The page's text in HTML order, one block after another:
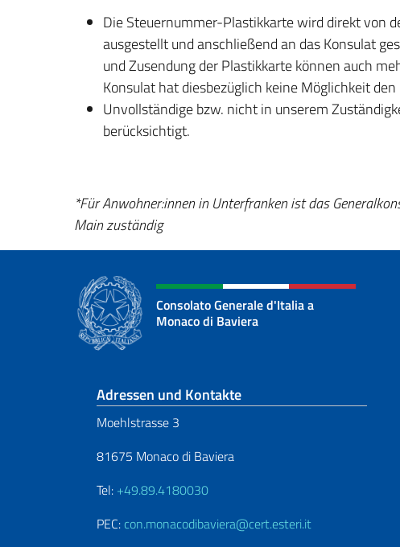
Die Steuernummer-Plastikkarte wird direkt von
ausgestellt und anschließend an das Konsulat
und Zusendung der Plastikkarte können auch
Konsulat hat diesbezüglich keine Möglichkeit
Unvollständige bzw. nicht in unserem
berücksichtigt.
*Für Anwohner:innen in Unterfranken ist das
Main zuständig
Consolato Generale d'Italia a
Monaco di Baviera
Fußbereich
Adressen und Kontakte
Moehlstrasse 3
81675 Monaco di Baviera
Tel: +49.89.4180030
PEC: con.monacodibaviera@cert.esteri.it